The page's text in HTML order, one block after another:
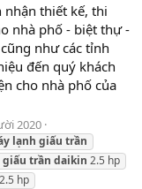
nhận thiết kế, thi
nhà phố - biệt thự -
như các tỉnh
đến quý khách
cho nhà phố của
2020
lạnh giấu trần
giấu trần daikin 2.5 hp
hp